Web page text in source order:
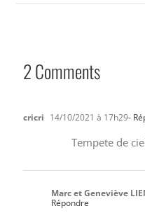
2 Comments
cricri 14/10/2021 à 17h29-
Tempete de
Marc et Geneviève
Répondre